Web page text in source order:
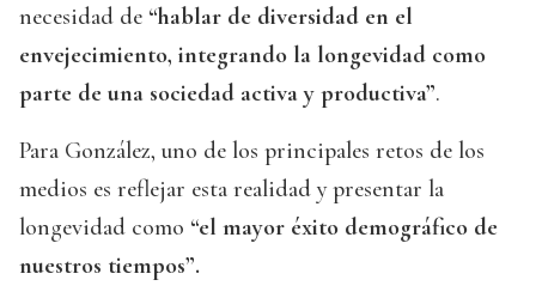
necesidad de “hablar de diversidad en el
envejecimiento, integrando la longevidad como
parte de una sociedad activa y productiva”.
Para González, uno de los principales retos de los
medios es reflejar esta realidad y presentar la
longevidad como “el mayor éxito demográfico de
nuestros tiempos”.